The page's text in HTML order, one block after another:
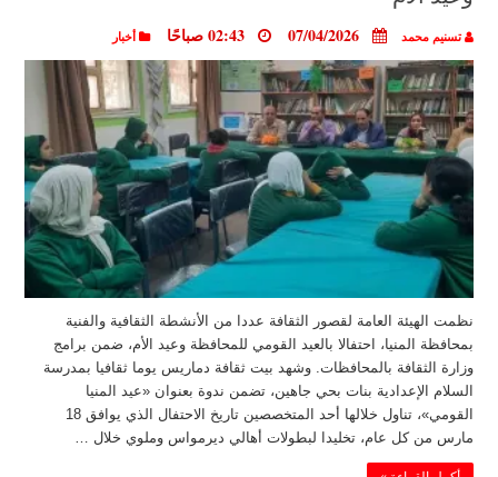
تسنيم محمد 07/04/2026 02:43 صباحًا أخبار
نظمت الهيئة العامة لقصور الثقافة عددا من الأنشطة الثقافية والفنية
بمحافظة المنيا، احتفالا بالعيد القومي للمحافظة وعيد الأم، ضمن برامج
وزارة الثقافة بالمحافظات. وشهد بيت ثقافة دماريس يوما ثقافيا بمدرسة
السلام الإعدادية بنات بحي جاهين، تضمن ندوة بعنوان «عيد المنيا
القومي»، تناول خلالها أحد المتخصصين تاريخ الاحتفال الذي يوافق 18
مارس من كل عام، تخليدا لبطولات أهالي ديرمواس وملوي خلال …